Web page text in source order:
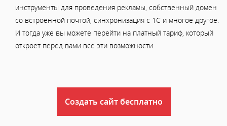
инструменты для проведения рекламы, собственный домен
со встроенной почтой, синхронизация с 1С и многое другое.
И тогда уже вы можете перейти на платный тариф, который
откроет перед вами все эти возможности.
Создать сайт бесплатно